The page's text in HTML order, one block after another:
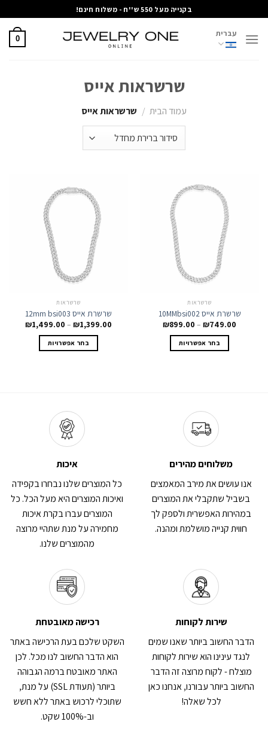
to
content
בקנייה מעל 550 ש''ח - משלוח חינם!
עברית
0
שרשראות אייס
עמוד הבית / שרשראות אייס
שרשראות
שרשרת אייס 10MMbsi002
₪749.00
–
₪899.00 טווח
בחר אפשרויות
למוצר
המוצר
שרשראות
שרשרת אייס 12mm bsi003
₪1,399.00
–
₪1,499.00 טווח
בחר אפשרויות
למוצר
משלוחים מהירים
אנו עושים את מירב המאמצים
בשביל שתקבלי את המוצרים
במהירות האפשרית ולספק לך
חווית קנייה מושלמת ומהנה.
איכות
כל המוצרים שלנו נבחרו בקפידה
ואיכות המוצרים היא מעל הכל. כל
המוצרים עברו בקרת איכות
מחמירה על מנת שתהיי מרוצה
מהמוצרים שלנו.
שירות לקוחות
הדבר החשוב ביותר שאנו שמים
לנגד עינינו הוא שירות לקוחות
מוצלח - לקוח מרוצה זה הדבר
החשוב ביותר עבורנו, אנחנו כאן
לכל שאלה!
רכישה מאובטחת
השקט שלכם בעת הרכישה באתר
הוא הדבר החשוב לנו מכל. לכן
האתר מאובטח ברמה הגבוהה
ביותר (תעודת SSL) על מנת,
שתוכלי לרכוש באתר ללא חשש
וב-100% שקט.